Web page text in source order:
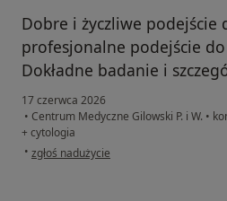
Dobre i życzliwe podejście
profesjonalne podejście
Dokładne badanie i
17 czerwca 2026
• Centrum Medyczne Gilowski P. i W. •
+ cytologia
• w opinii użytkownika Anna
zgłoś nadużycie